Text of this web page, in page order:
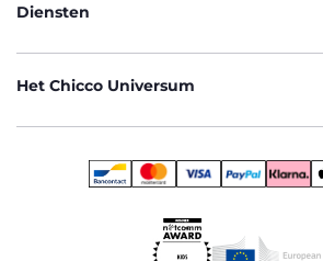
Diensten
Het Chicco Universum